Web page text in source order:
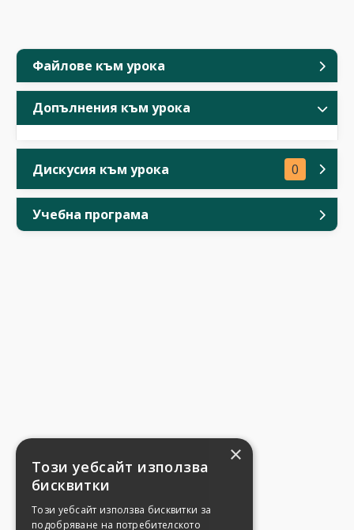
Файлове към урока
Допълнения към урока
Дискусия към урока 0
Учебна програма
×
Този уебсайт използва
бисквитки
Този уебсайт използва бисквитки за
подобряване на потребителското